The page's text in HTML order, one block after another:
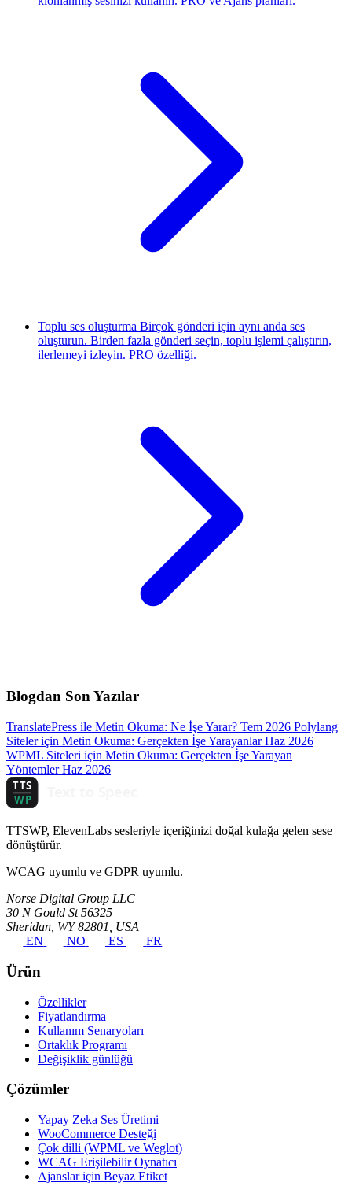
Toplu ses oluşturma Birçok gönderi için aynı anda ses
oluşturun. Birden fazla gönderi seçin, toplu işlemi çalıştırın,
ilerlemeyi izleyin. PRO özelliği.
Blogdan Son Yazılar
TranslatePress ile Metin Okuma: Ne İşe Yarar? Tem 2026 Polylang
Siteler için Metin Okuma: Gerçekten İşe Yarayanlar Haz 2026
WPML Siteleri için Metin Okuma: Gerçekten İşe Yarayan
Yöntemler Haz 2026
TTSWP, ElevenLabs sesleriyle içeriğinizi doğal kulağa gelen sese
dönüştürür.
WCAG uyumlu ve GDPR uyumlu.
Norse Digital Group LLC
30 N Gould St 56325
Sheridan, WY 82801, USA
EN
NO ES FR
Ürün
Özellikler
Fiyatlandırma
Kullanım Senaryoları
Ortaklık Programı
Değişiklik günlüğü
Çözümler
Yapay Zeka Ses Üretimi
WooCommerce Desteği
Çok dilli (WPML ve Weglot)
WCAG Erişilebilir Oynatıcı
Ajanslar için Beyaz Etiket